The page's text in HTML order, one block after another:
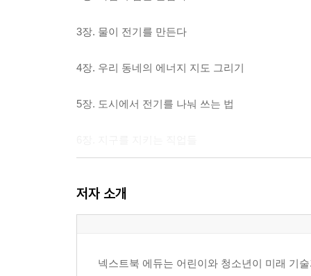
3장. 물이 전기를 만든다
4장. 우리 동네의 에너지 지도 그리기
5장. 도시에서 전기를 나눠 쓰는 법
8장. 우리가 바꾸는 미래
저자 소개
넥스트북 에듀는 어린이와 청소년이 미래 기